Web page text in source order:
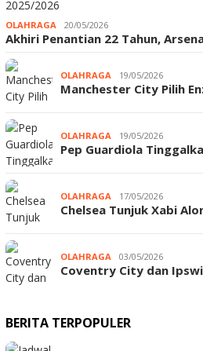
OLAHRAGA 20/05/2026
Akhiri Penantian 22 Tahun,
OLAHRAGA 19/05/2026
Manchester City Pilih
OLAHRAGA 19/05/2026
Pep Guardiola
OLAHRAGA 17/05/2026
Chelsea Tunjuk Xabi
OLAHRAGA 03/05/2026
Coventry City dan
BERITA TERPOPULER